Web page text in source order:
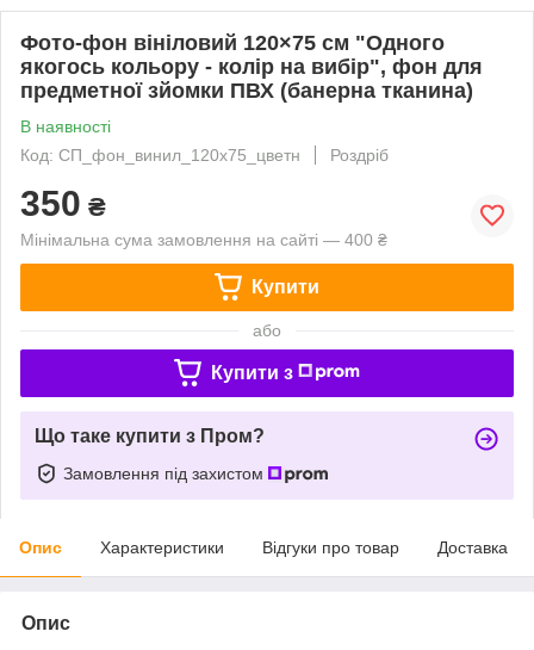
Фото-фон вініловий 120×75 см "Одного
якогось кольору - колір на вибір", фон для
предметної зйомки ПВХ (банерна тканина)
В наявності
Код: СП_фон_винил_120х75_цветн
Роздріб
350 ₴
Мінімальна сума замовлення на сайті — 400 ₴
Купити
або
Купити з
Що таке купити з Пром?
Замовлення під захистом
Опис Характеристики Відгуки про товар Доставка
Опис